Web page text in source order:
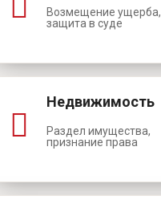
Возмещение ущерба,
защита в суде
Недвижимость
Раздел имущества,
признание права